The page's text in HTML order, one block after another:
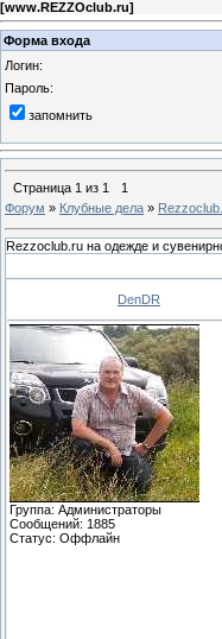
[www.REZZOclub.ru]
Форма входа
Логин:
Пароль:
запомнить
Страница 1 из 1
1
Форум » Клубные дела »
Rezzoclub.ru на одежде и
DenDR
Группа: Администраторы
Сообщений: 1885
Статус: Оффлайн